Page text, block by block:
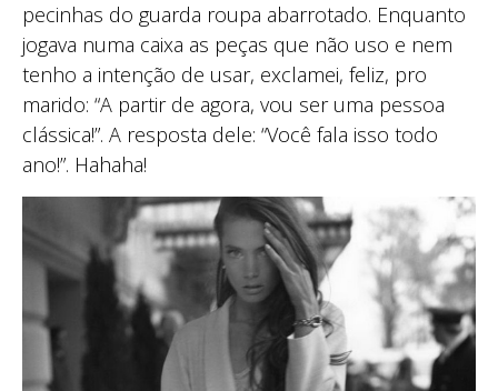
pecinhas do guarda roupa abarrotado. Enquanto
jogava numa caixa as peças que não uso e nem
tenho a intenção de usar, exclamei, feliz, pro
marido: “A partir de agora, vou ser uma pessoa
clássica!”. A resposta dele: “Você fala isso todo
ano!”. Hahaha!